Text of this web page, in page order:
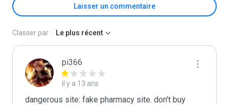
Laisser un commentaire
Classer par : Le plus récent
pi366
il y a 13 ans
dangerous site: fake pharmacy site. don't buy